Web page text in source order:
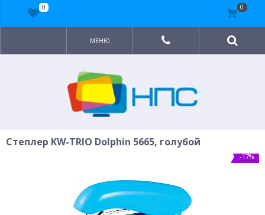
МЕНЮ
Степлер KW-TRIO Dolphin 5665, голубой
-17%
0 0